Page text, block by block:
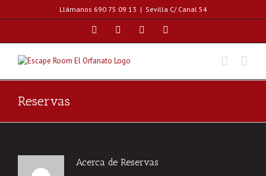
Llámanos 690 75 09 13 | Sevilla C/ Canal 54
FacebookInstagramCorreo
Reservas
Acerca de Reservas